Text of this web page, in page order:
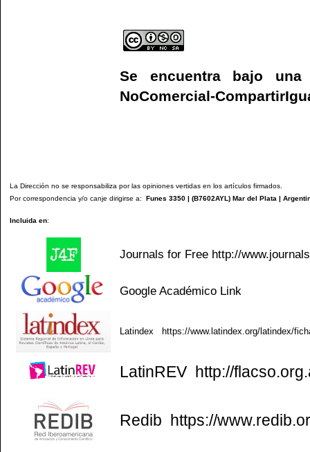
Se encuentra bajo
NoComercial-
La Dirección no se responsabiliza por las opiniones vertidas en los artículos firmados.
Por correspondencia y/o canje dirigirse a: Funes 3350 | (B7602AYL) Mar del Plata |
Incluida en:
Journals for Free http://
Google Académico Link
Latindex https://www.latindex.org/latindex/
LatinREV http://
Redib https://